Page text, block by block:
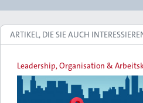
ARTIKEL, DIE SIE AUCH
Leadership, Organisation &